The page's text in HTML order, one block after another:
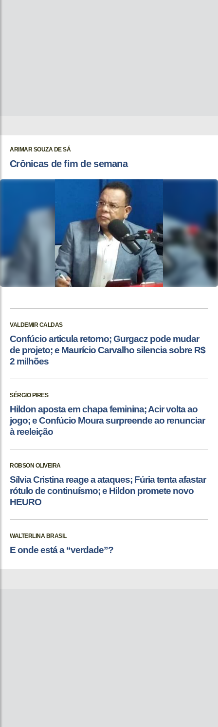
ARIMAR SOUZA DE SÁ
Crônicas de fim de semana
VALDEMIR CALDAS
Confúcio articula retorno; Gurgacz pode mudar
de projeto; e Maurício Carvalho silencia sobre R$
2 milhões
SÉRGIO PIRES
Hildon aposta em chapa feminina; Acir volta ao
jogo; e Confúcio Moura surpreende ao renunciar
à reeleição
ROBSON OLIVEIRA
Sílvia Cristina reage a ataques; Fúria tenta afastar
rótulo de continuísmo; e Hildon promete novo
HEURO
WALTERLINA BRASIL
E onde está a “verdade”?